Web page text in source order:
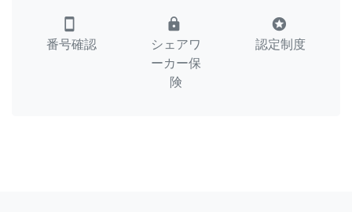
smartphone
番号確認
lock
シェアワ
ーカー保
険
stars
認定制度